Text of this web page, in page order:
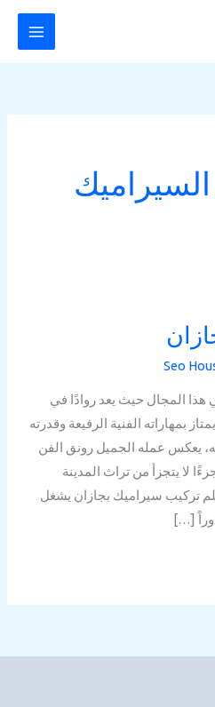
Seo
هذا المجال حيث يعد روادًا في
بمهاراته الفنية الرفيعة وقدرته
يعكس عمله الجميل رونق الفن
لا يتجزأ من تراث المدينة
تركيب سيراميك بجازان يشغل
[…]